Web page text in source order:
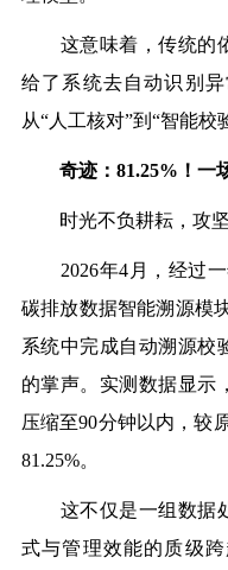
这意味着，传统的依
给了系统去自动识别
从“人工核对”到“智能校
奇迹：81.25%！一
时光不负耕耘，攻坚
2026年4月，经过一
碳排放数据智能溯源模
系统中完成自动溯源校
的掌声。实测数据显示
压缩至90分钟以内，较
81.25%。
这不仅是一组数据处
式与管理效能的质级